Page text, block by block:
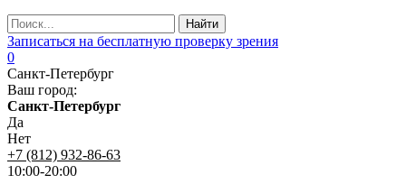
Записаться на бесплатную проверку зрения
0
Санкт-Петербург
Ваш город:
Санкт-Петербург
Да
Нет
+7 (812) 932-86-63
10:00-20:00